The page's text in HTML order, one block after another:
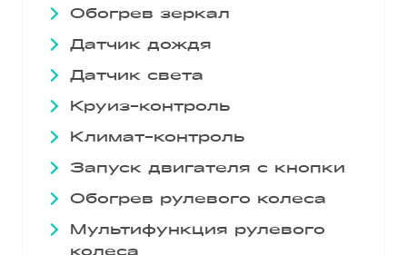
Обогрев зеркал
Датчик дождя
Датчик света
Круиз-контроль
Климат-контроль
Запуск двигателя с кнопки
Обогрев рулевого колеса
Мультифункция рулевого